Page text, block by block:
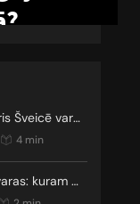
Hokeja pavasaris Šveicē var sākties
4 min
Aprīļa lielās uzvaras: kuram gan nepatīk neizšķirti?